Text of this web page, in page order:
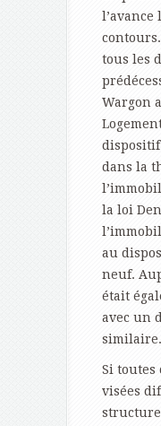
tous les
Wargon
dans la
la loi
au
neuf.
était
avec un
similaire.
Si toutes
visées